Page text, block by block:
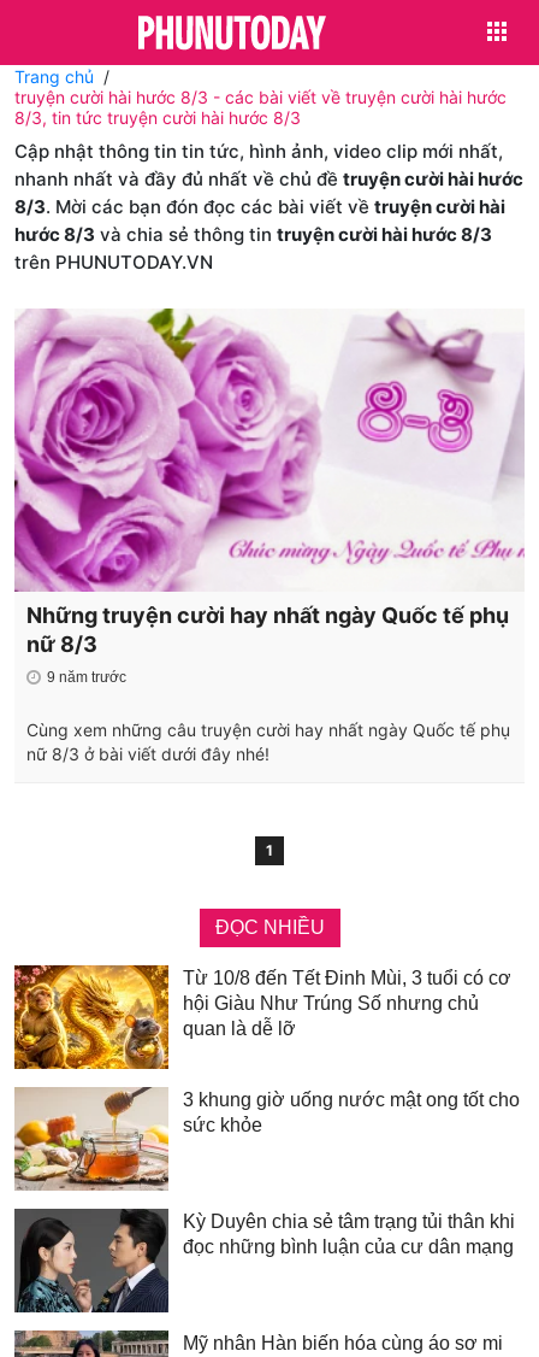
Trang chủ
truyện cười hài hước 8/3 - các bài viết về truyện cười hài hước
8/3, tin tức truyện cười hài hước 8/3
Cập nhật thông tin tin tức, hình ảnh, video clip mới nhất,
nhanh nhất và đầy đủ nhất về chủ đề truyện cười hài hước
8/3. Mời các bạn đón đọc các bài viết về truyện cười hài
hước 8/3 và chia sẻ thông tin truyện cười hài hước 8/3
trên PHUNUTODAY.VN
Những truyện cười hay nhất ngày Quốc tế phụ
nữ 8/3
9 năm trước
Cùng xem những câu truyện cười hay nhất ngày Quốc tế phụ
nữ 8/3 ở bài viết dưới đây nhé!
1
ĐỌC NHIỀU
Từ 10/8 đến Tết Đinh Mùi, 3 tuổi có cơ
hội Giàu Như Trúng Số nhưng chủ
quan là dễ lỡ
3 khung giờ uống nước mật ong tốt cho
sức khỏe
Kỳ Duyên chia sẻ tâm trạng tủi thân khi
đọc những bình luận của cư dân mạng
Mỹ nhân Hàn biến hóa cùng áo sơ mi